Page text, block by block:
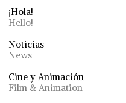
¡Hola!
Hello!
Noticias
News
Cine y Animación
Film & Animation